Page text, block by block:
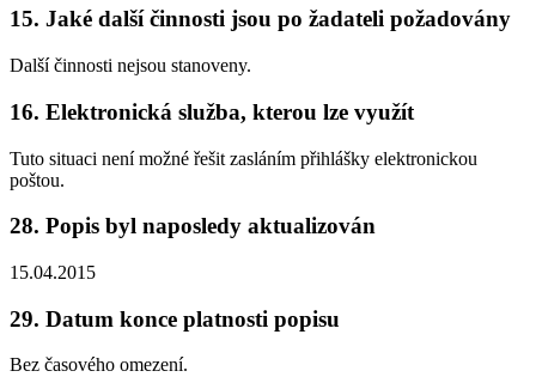
15. Jaké další činnosti jsou po žadateli požadovány
Další činnosti nejsou stanoveny.
16. Elektronická služba, kterou lze využít
Tuto situaci není možné řešit zasláním přihlášky elektronickou
poštou.
28. Popis byl naposledy aktualizován
15.04.2015
29. Datum konce platnosti popisu
Bez časového omezení.